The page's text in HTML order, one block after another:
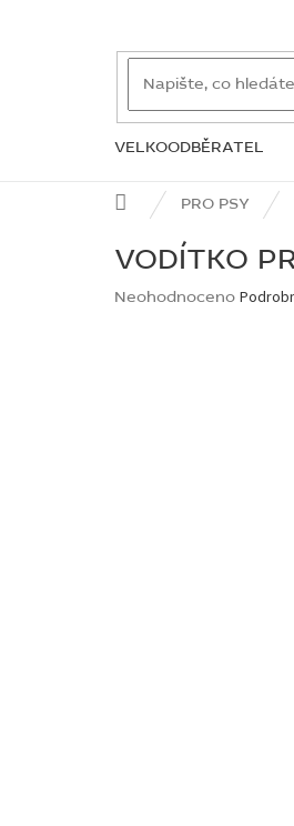
VELKOODBĚRATEL
ZNAČKY
Domů PRO PSY
VODÍTKO
Průměrné
Neohodnoceno